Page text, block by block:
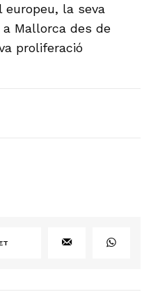
europeu, la seva
Mallorca des de
proliferació